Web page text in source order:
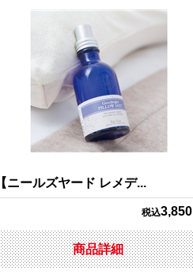
【ニールズヤード レメデ...
税込3,850
商品詳細